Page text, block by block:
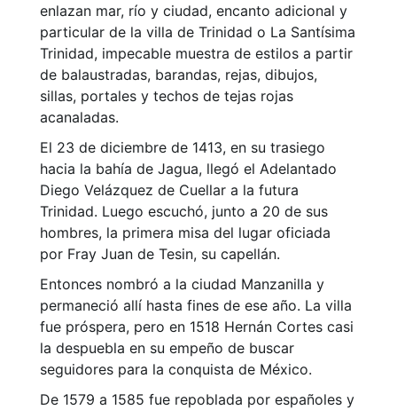
enlazan mar, río y ciudad, encanto adicional y
particular de la villa de Trinidad o La Santísima
Trinidad, impecable muestra de estilos a partir
de balaustradas, barandas, rejas, dibujos,
sillas, portales y techos de tejas rojas
acanaladas.
El 23 de diciembre de 1413, en su trasiego
hacia la bahía de Jagua, llegó el Adelantado
Diego Velázquez de Cuellar a la futura
Trinidad. Luego escuchó, junto a 20 de sus
hombres, la primera misa del lugar oficiada
por Fray Juan de Tesin, su capellán.
Entonces nombró a la ciudad Manzanilla y
permaneció allí hasta fines de ese año. La villa
fue próspera, pero en 1518 Hernán Cortes casi
la despuebla en su empeño de buscar
seguidores para la conquista de México.
De 1579 a 1585 fue repoblada por españoles y